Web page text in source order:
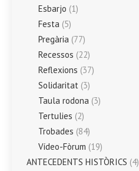
Esbarjo (1)
Festa (5)
Pregària (77)
Recessos (22)
Reflexions (37)
Solidaritat (3)
Taula rodona (3)
Tertulies (2)
Trobades (84)
Vídeo-Fòrum (19)
ANTECEDENTS HISTÒRICS (4)